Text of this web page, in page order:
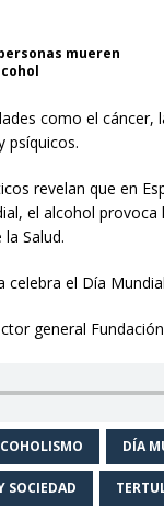
mueren
como el
psíquicos.
revelan que en
el alcohol
Salud.
celebra el Día
general
DÍA
SOCIEDAD